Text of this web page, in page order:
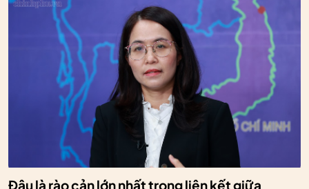
Đâu là rào cản lớn nhất trong liên kết giữa